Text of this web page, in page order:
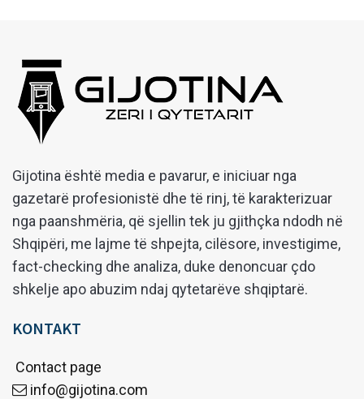
Gijotina është media e pavarur, e iniciuar nga
gazetarë profesionistë dhe të rinj, të karakterizuar
nga paanshmëria, që sjellin tek ju gjithçka ndodh në
Shqipëri, me lajme të shpejta, cilësore, investigime,
fact-checking dhe analiza, duke denoncuar çdo
shkelje apo abuzim ndaj qytetarëve shqiptarë.
KONTAKT
Contact page
info@gijotina.com